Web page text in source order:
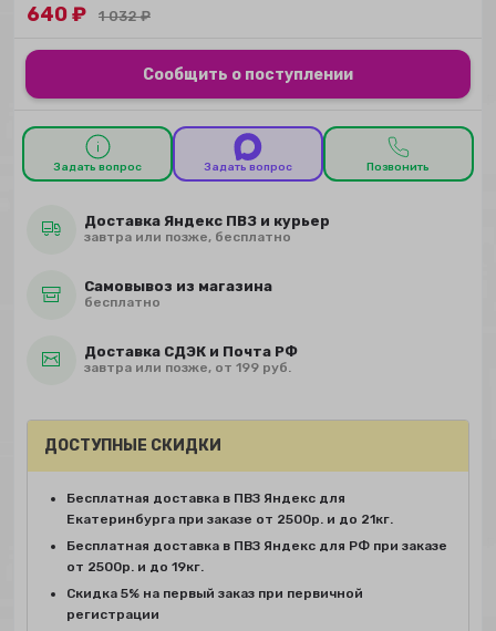
640₽ 1 032₽
Сообщить о поступлении
Задать вопрос Задать вопрос Позвонить
Доставка Яндекс ПВЗ и курьер
завтра или позже, бесплатно
Самовывоз из магазина
бесплатно
Доставка СДЭК и Почта РФ
завтра или позже, от 199 руб.
ДОСТУПНЫЕ СКИДКИ
Бесплатная доставка в ПВЗ Яндекс для
Екатеринбурга при заказе от 2500р. и до 21кг.
Бесплатная доставка в ПВЗ Яндекс для РФ при заказе
от 2500р. и до 19кг.
Скидка 5% на первый заказ при первичной
регистрации